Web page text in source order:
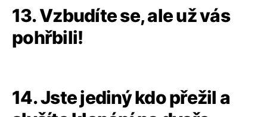
13. Vzbudíte se, ale už vás
pohřbili!
14. Jste jediný kdo přežil a